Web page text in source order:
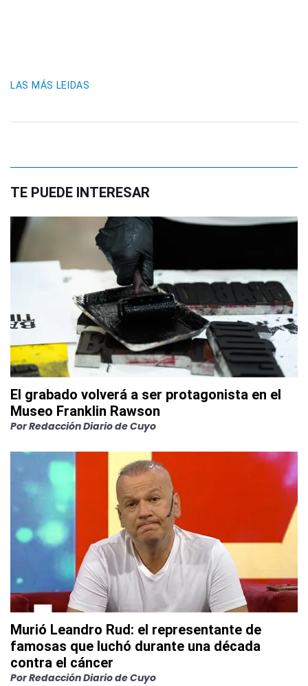
LAS MÁS LEIDAS
TE PUEDE INTERESAR
El grabado volverá a ser protagonista en el
Museo Franklin Rawson
PorRedacción Diario de Cuyo
Murió Leandro Rud: el representante de
famosas que luchó durante una década
contra el cáncer
PorRedacción Diario de Cuyo